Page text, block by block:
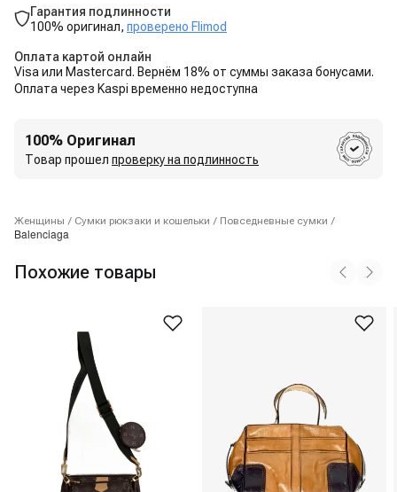
Гарантия подлинности
100% оригинал, проверено Flimod
Оплата картой онлайн
Visa или Mastercard. Вернём 18% от суммы заказа бонусами.
Оплата через Kaspi временно недоступна
100% Оригинал
Товар прошел проверку на подлинность
Женщины / Сумки рюкзаки и кошельки / Повседневные сумки /
Balenciaga
Похожие товары